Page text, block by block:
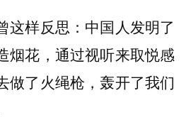
这样反思：中国人发明了
烟花，通过视听来取悦感
做了火绳枪，轰开了我们